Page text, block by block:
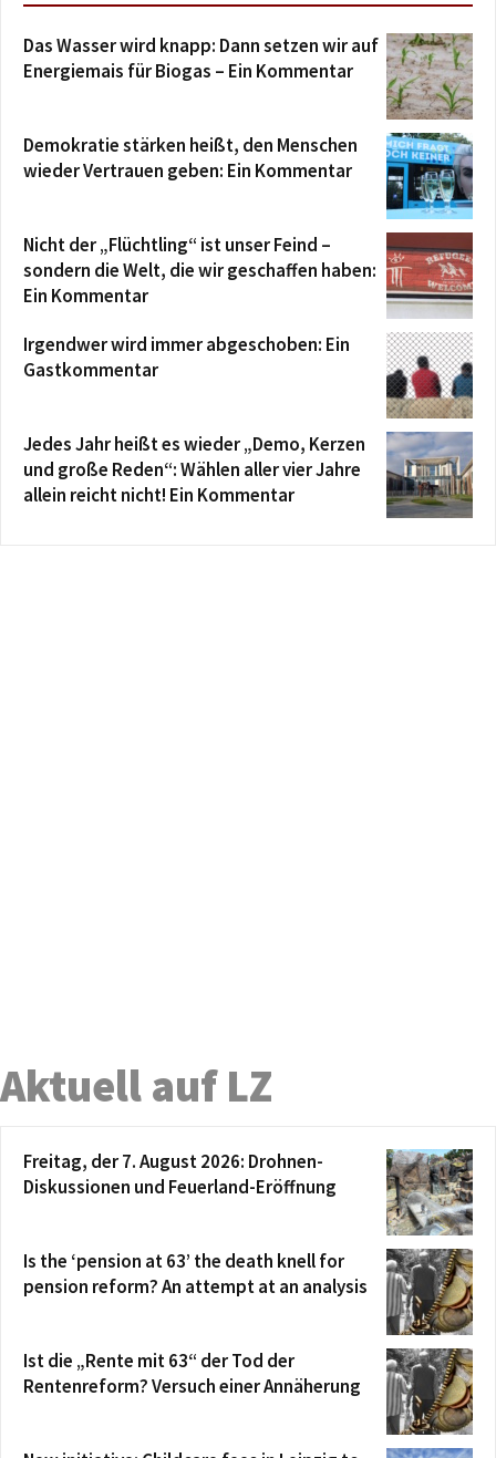
Das Wasser wird knapp: Dann setzen wir auf
Energiemais für Biogas – Ein Kommentar
Demokratie stärken heißt, den Menschen
wieder Vertrauen geben: Ein Kommentar
Nicht der „Flüchtling“ ist unser Feind –
sondern die Welt, die wir geschaffen haben:
Ein Kommentar
Irgendwer wird immer abgeschoben: Ein
Gastkommentar
Jedes Jahr heißt es wieder „Demo, Kerzen
und große Reden“: Wählen aller vier Jahre
allein reicht nicht! Ein Kommentar
Aktuell auf LZ
Freitag, der 7. August 2026: Drohnen-
Diskussionen und Feuerland-Eröffnung
Is the ‘pension at 63’ the death knell for
pension reform? An attempt at an analysis
Ist die „Rente mit 63“ der Tod der
Rentenreform? Versuch einer Annäherung